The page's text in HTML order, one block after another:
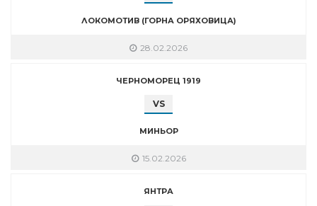
ЛОКОМОТИВ (ГОРНА ОРЯХОВИЦА)
28.02.2026
ЧЕРНОМОРЕЦ 1919
VS
МИНЬОР
15.02.2026
ЯНТРА